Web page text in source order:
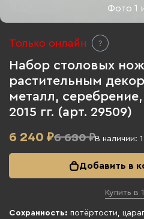
Фото1
Только онлайн
Набор столовых
растительным
металл,
2015 гг. (арт. 29509)
6 240 ₽6 630 ₽В наличии: 1
Добавить в
Купить в
Сохранность: потёртости,